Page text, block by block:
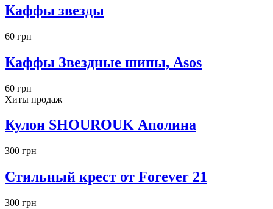
Каффы звезды
60 грн
Каффы Звездные шипы, Asos
60 грн
Хиты продаж
Кулон SHOUROUK Аполина
300 грн
Стильный крест от Forever 21
300 грн